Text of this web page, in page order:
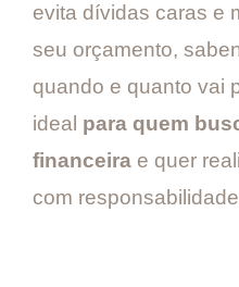
evita dívidas caras e
seu orçamento,
quando e quanto vai
ideal para quem
financeira e quer
com